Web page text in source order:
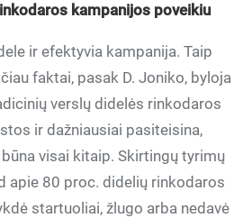
kampanijos poveikiu
ir efektyvia kampanija. Taip
faktai, pasak D. Joniko, byloja
verslų didelės rinkodaros
ir dažniausiai pasiteisina,
visai kitaip. Skirtingų tyrimų
apie 80 proc. didelių rinkodaros
startuoliai, žlugo arba nedavė